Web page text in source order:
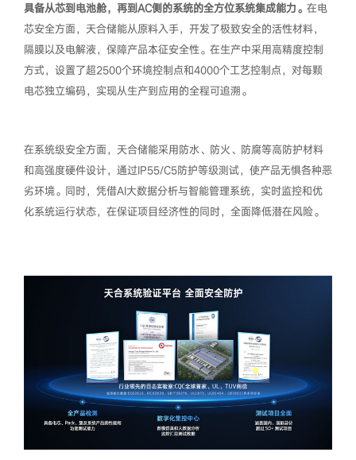
具备从芯到电池舱，再到AC侧的系统的全方位系统集成能力。 在电
芯安全方面，天合储能从原料入手，开发了极致安全的活性材料，
隔膜以及电解液，保障产品本征安全性。在生产中采用高精度控制
方式，设置了超2500个环境控制点和4000个工艺控制点，对每颗
电芯独立编码，实现从生产到应用的全程可追溯。
在系统级安全方面，天合储能采用防水、防火、防腐等高防护材料
和高强度硬件设计，通过IP55/C5防护等级测试，使产品无惧各种恶
劣环境。同时，凭借AI大数据分析与智能管理系统，实时监控和优
化系统运行状态，在保证项目经济性的同时，全面降低潜在风险。